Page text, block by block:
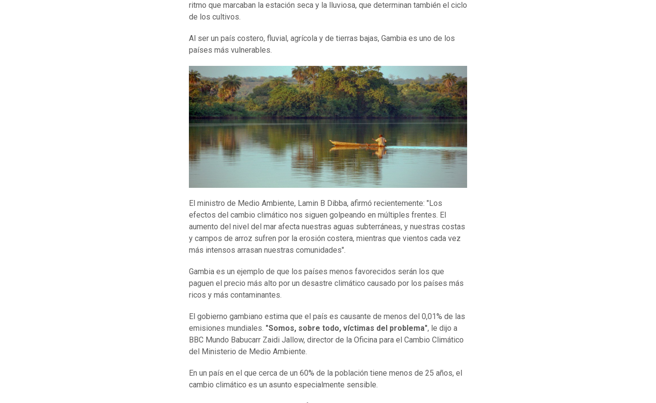
ritmo que marcaban la estación seca y la lluviosa, que determinan también el ciclo
de los cultivos.
Al ser un país costero, fluvial, agrícola y de tierras bajas, Gambia es uno de los
países más vulnerables.
El ministro de Medio Ambiente, Lamin B Dibba, afirmó recientemente: "Los
efectos del cambio climático nos siguen golpeando en múltiples frentes. El
aumento del nivel del mar afecta nuestras aguas subterráneas, y nuestras costas
y campos de arroz sufren por la erosión costera, mientras que vientos cada vez
más intensos arrasan nuestras comunidades".
Gambia es un ejemplo de que los países menos favorecidos serán los que
paguen el precio más alto por un desastre climático causado por los países más
ricos y más contaminantes.
El gobierno gambiano estima que el país es causante de menos del 0,01% de las
emisiones mundiales. "Somos, sobre todo, víctimas del problema", le dijo a
BBC Mundo Babucarr Zaidi Jallow, director de la Oficina para el Cambio Climático
del Ministerio de Medio Ambiente.
En un país en el que cerca de un 60% de la población tiene menos de 25 años, el
cambio climático es un asunto especialmente sensible.